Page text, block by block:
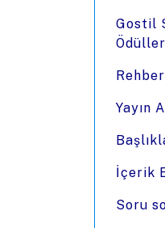
Gostil
Yayın
İçerik
Soru